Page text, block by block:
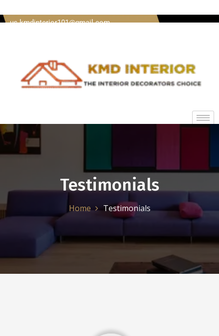
us kmdinterior101@gmail.com
Testimonials
Home Testimonials